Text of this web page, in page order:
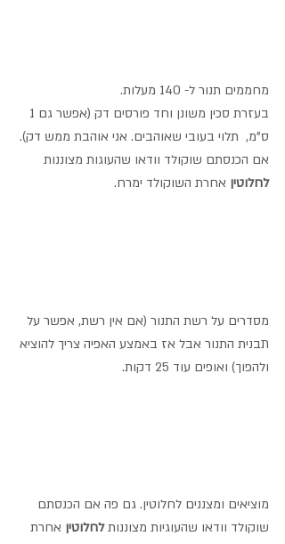
מחממים תנור ל- 140 מעלות.
ס"מ,  תלוי בעובי שאוהבים. אני אוהבת ממש דק).
אם הכנסתם שוקולד וודאו שהעוגות מצוננות
לחלוטין אחרת השוקולד ימרח.
מסדרים על רשת התנור (אם אין רשת, אפשר על
תבנית התנור אבל אז באמצע האפיה צריך להוציא
ולהפוך) ואופים עוד 25 דקות.
מוציאים ומצננים לחלוטין. גם פה אם הכנסתם
שוקולד וודאו שהעוגיות מצוננות לחלוטין אחרת